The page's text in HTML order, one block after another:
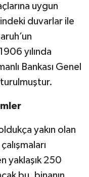
uygun
duvarlar ile
yılında
Bankası Genel
yakın olan
yaklaşık 250